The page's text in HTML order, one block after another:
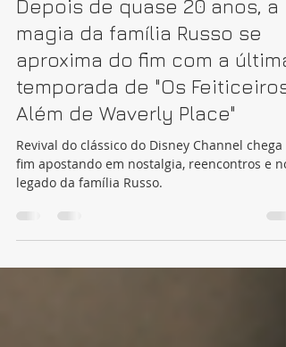
2 de ago. 2 min de leitura
Depois de quase 20 anos, a
magia da família Russo se
aproxima do fim com a última
temporada de "Os Feiticeiros
Além de Waverly Place"
fim apostando em nostalgia, reencontros e no
legado da família Russo.